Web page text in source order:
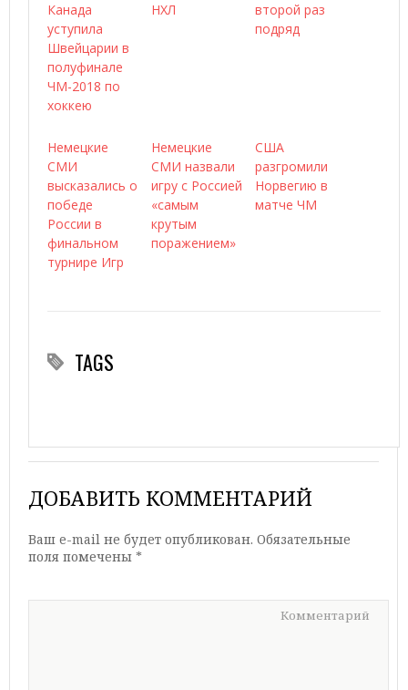
Канада
уступила
Швейцарии в
полуфинале
ЧМ-2018 по
хоккею
НХЛ
второй раз
подряд
Немецкие
СМИ
высказались о
победе
России в
финальном
турнире Игр
Немецкие
СМИ назвали
игру с Россией
«самым
крутым
поражением»
США
разгромили
Норвегию в
матче ЧМ
TAGS
ДОБАВИТЬ КОММЕНТАРИЙ
Ваш e-mail не будет опубликован. Обязательные
поля помечены *
Комментарий